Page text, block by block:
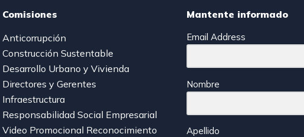
Comisiones
Anticorrupción
Construcción Sustentable
Desarrollo Urbano y Vivienda
Directores y Gerentes
Infraestructura
Responsabilidad Social Empresarial
Video Promocional Reconocimiento
Mantente informado
Email Address
Nombre
Apellido